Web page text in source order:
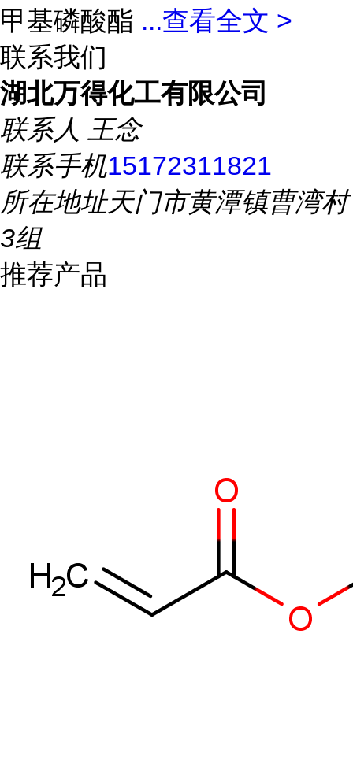
甲基磷酸酯 ...查看全文 >
联系我们
湖北万得化工有限公司
联系人 王念
联系手机15172311821
所在地址天门市黄潭镇曹湾村
3组
推荐产品